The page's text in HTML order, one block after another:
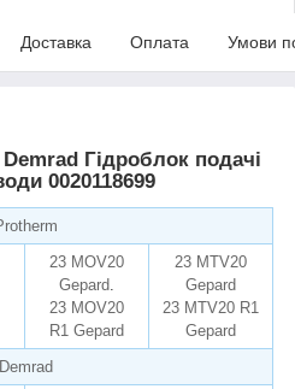
Доставка Оплата Умови
Гідроблок подачі
0020118699
23 MOV20
Gepard
23 MOV20
R1 Gepard
23 MTV20
Gepard
23 MTV20 R1
Gepard
Demrad